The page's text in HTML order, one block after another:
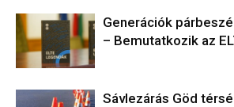
Generációk
– Bemutatkozik az
Sávlezárás Göd